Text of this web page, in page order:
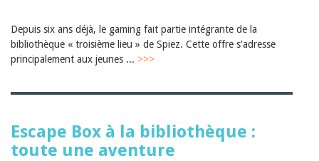
Depuis six ans déjà, le gaming fait partie intégrante de la
bibliothèque « troisième lieu » de Spiez. Cette offre s'adresse
principalement aux jeunes ... >>>
Escape Box à la bibliothèque :
toute une aventure